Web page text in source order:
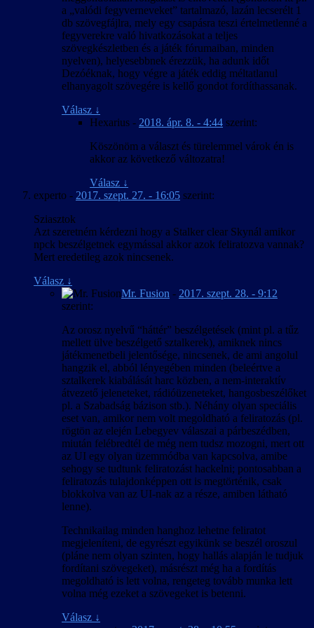
a „valódi fegyverneveket” tartalmazó, lazán lecserélt 1
db szövegfájlra, mely egy csapásra teszi értelmetlenné a
fegyverekre való hivatkozásokat a teljes
szövegkészletben és a játék fórumaiban, minden
nyelven), helyesebbnek érezzük, ha adunk időt
Dezóéknak, hogy végre a játék eddig méltatlanul
elhanyagolt szövegére is kellő gondot fordíthassanak.
Válasz ↓
Hexarius - 2018. ápr. 8. - 4:44 szerint:
Köszönöm a választ és türelemmel várok én is
akkor az következő változatra!
Válasz ↓
experto - 2017. szept. 27. - 16:05 szerint:
Sziasztok
Azt szeretném kérdezni hogy a Stalker clear Skynál amikor
npck beszélgetnek egymással akkor azok feliratozva vannak?
Mert eredetileg azok nincsenek.
Válasz ↓
Mr. Fusion - 2017. szept. 28. - 9:12
szerint:
Az orosz nyelvű “háttér” beszélgetések (mint pl. a tűz
mellett ülve beszélgető sztalkerek), amiknek nincs
játékmenetbeli jelentősége, nincsenek, de ami angolul
hangzik el, abból lényegében minden (beleértve a
sztalkerek kiabálását harc közben, a nem-interaktív
átvezető jeleneteket, rádióüzeneteket, hangosbeszélőket
pl. a Szabadság bázison stb.). Néhány olyan speciális
eset van, amikor nem volt megoldható a feliratozás (pl.
rögtön az elején Lebegyev válaszai a párbeszédben,
miután felébredtél de még nem tudsz mozogni, mert ott
az UI egy olyan üzemmódba van kapcsolva, amibe
sehogy se tudtunk feliratozást hackelni; pontosabban a
feliratozás tulajdonképpen ott is megtörténik, csak
blokkolva van az UI-nak az a része, amiben látható
lenne).
Technikailag minden hanghoz lehetne feliratot
megjeleníteni, de egyrészt egyikünk se beszél oroszul
(pláne nem olyan szinten, hogy hallás alapján le tudjuk
fordítani szövegeket), másrészt még ha a fordítás
megoldható is lett volna, rengeteg tovább munka lett
volna még ezeket a szövegeket is betenni.
Válasz ↓